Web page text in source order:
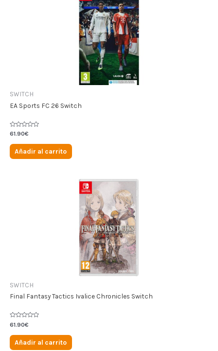
SWITCH
EA Sports FC 26 Switch
Valorado
0
de
61.90€
Añadir al carrito
SWITCH
Final Fantasy Tactics Ivalice Chronicles Switch
Valorado
en
0
de
61.90€
Añadir al carrito